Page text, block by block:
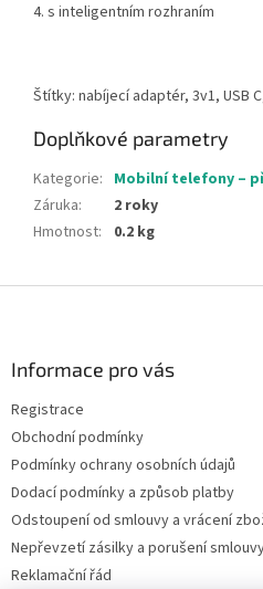
4. s inteligentním rozhraním
Štítky: nabíjecí adaptér, 3v1, USB
Doplňkové parametry
Kategorie: Mobilní telefony –
Záruka:
2 roky
Hmotnost: 0.2 kg
Informace pro vás
Registrace
Obchodní podmínky
Podmínky ochrany osobních údajů
Dodací podmínky a způsob platby
Odstoupení od smlouvy a vrácení
Nepřevzetí zásilky a porušení
Reklamační řád